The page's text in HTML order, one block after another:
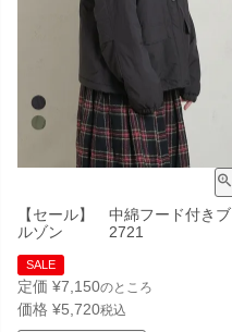
【セール】 中綿フード付きブ
ルゾン 2721
SALE
定価 ¥7,150のところ
価格 ¥5,720税込